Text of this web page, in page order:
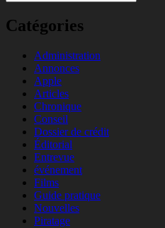
Catégories
Administration
Annonces
Apple
Articles
Chronique
Conseil
Dossier de crédit
Éditorial
Entrevue
événement
Films
Guide pratique
Nouvelles
Piratage